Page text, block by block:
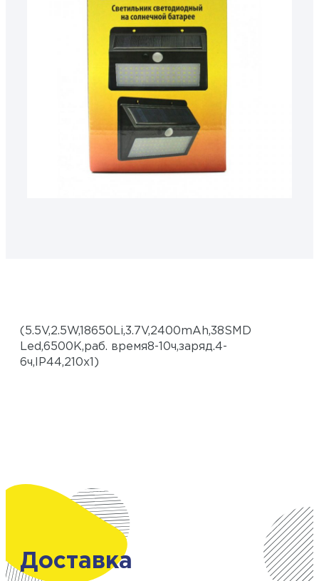
(5.5V,2.5W,18650Li,3.7V,2400mAh,38SMD
Led,6500К,раб. время8-10ч,заряд.4-
6ч,IP44,210х1)
Доставка